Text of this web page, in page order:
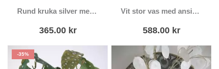
Rund kruka silver metall på fot
365.00 kr
Vit stor vas med ansikten
588.00 kr
-35%